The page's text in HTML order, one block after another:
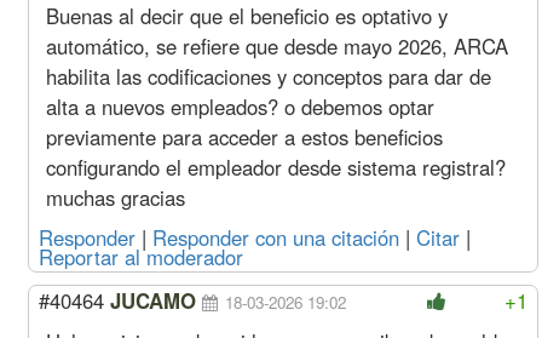
Buenas al decir que el beneficio es optativo y
automático, se refiere que desde mayo 2026, ARCA
habilita las codificaciones y conceptos para dar de
alta a nuevos empleados? o debemos optar
previamente para acceder a estos beneficios
configurando el empleador desde sistema registral?
muchas gracias
Responder | Responder con una citación | Citar |
Reportar al moderador
+1
#40464 JUCAMO 18-03-2026 19:02